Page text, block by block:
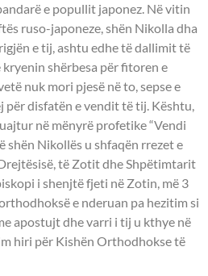
e popullit japonez. Në vitin
ruso-japoneze, shën Nikolla dha
e tij, ashtu edhe të dallimit të
shërbesa për fitoren e
nuk mori pjesë në to, sepse e
disfatën e vendit të tij. Kështu,
në mënyrë profetike “Vendi
shën Nikollës u shfaqën rrezet e
të Zotit dhe Shpëtimtarit
i shenjtë fjeti në Zotin, më 3
e nderuan pa hezitim si
apostujt dhe varri i tij u kthye në
hiri për Kishën Orthodhokse të